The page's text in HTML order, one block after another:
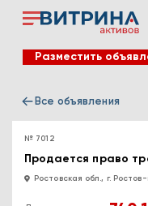
Разместить
Все объявления
№ 7012
Продается право
Ростовская обл., г.